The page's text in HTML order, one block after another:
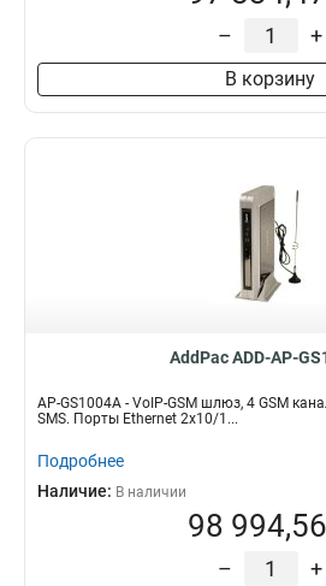
– +
В корзину
AddPac ADD-AP-
AP-GS1004A - VoIP-GSM шлюз, 4 GSM
SMS. Порты Ethernet 2x10/1...
Подробнее
Наличие: В наличии
98
– +